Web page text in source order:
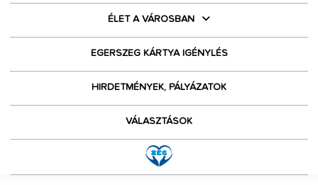
ÉLET A VÁROSBAN
EGERSZEG KÁRTYA IGÉNYLÉS
HIRDETMÉNYEK, PÁLYÁZATOK
VÁLASZTÁSOK